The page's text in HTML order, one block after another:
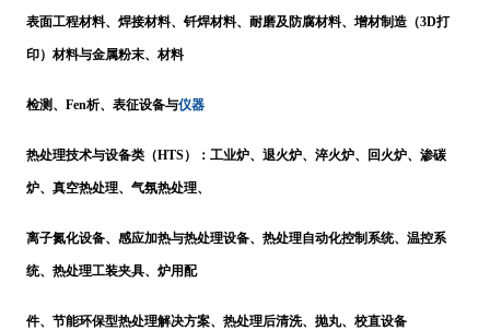
表面工程材料、焊接材料、钎焊材料、耐磨及防腐材料、增材制造（3D打
印）材料与金属粉末、材料
检测、 Fen析、表征设备与仪器
热处理技术与设备类（HTS）：工业炉、退火炉、淬火炉、回火炉、渗碳
炉、真空热处理、气氛热处理、
离子氮化设备、感应加热与热处理设备、热处理自动化控制系统、温控系
统、热处理工装夹具、炉用配
件、节能环保型热处理解决方案、热处理后清洗、抛丸、校直设备